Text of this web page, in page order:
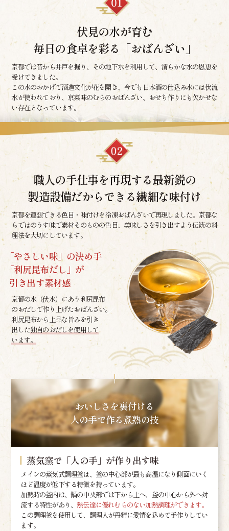
伏見の水が育む
毎日の食卓を彩る「おばんざい」
京都では昔から井戸を掘り、その地下水を利用して、清らかな水の恩恵を
受けてきました。
この水のおかげで酒造文化が花を開き、今でも日本酒の仕込み水には伏流
水が使われており、京菜味のむらのおばんざい、おせち作りにも欠かせな
い存在となっています。
職人の手仕事を再現する最新鋭の
製造設備だからできる繊細な味付け
京都を連想できる色目・味付けを冷凍おばんざいで再現しました。京都な
らではのうす味で素材そのものの色目、美味しさを引き出すよう伝統の料
理法を大切にしています。
「やさしい味」の決め手
「利尻昆布だし」が
引き出す素材感
京都の水（伏水）にあう利尻昆布
のおだしで作り上げたおばんざい。
利尻昆布から上品な旨みを引き
出した独自のおだしを使用して
います。
おいしさを裏付ける
人の手で作る煮熟の技
蒸気窯で「人の手」が作り出す味
メインの蒸気式調理釜は、釜の中心部が最も高温になり側面にいく
ほど温度が低下する特徴を持っています。
加熱時の釜内は、鍋の中央部では下から上へ、釜の中心から外へ対
流する特性があり、 熱伝達に優れむらのない加熱調理ができます。
この調理釜を使用して、調理人が丹精に愛情を込めて手作りしてい
ます。